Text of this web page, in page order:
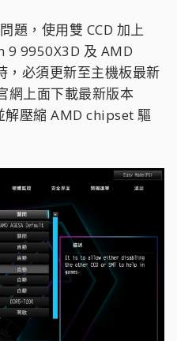
題，使用雙 CCD 加上
9 9950X3D 及 AMD
，必須更新至主機板最新
網上面下載最新版本
壓縮 AMD chipset 驅